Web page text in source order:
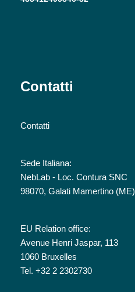
Contatti
Contatti
Sede Italiana:
NebLab - Loc. Contura SNC
98070, Galati Mamertino (ME)
EU Relation office:
Avenue Henri Jaspar, 113
1060 Bruxelles
Tel. +32 2 2302730